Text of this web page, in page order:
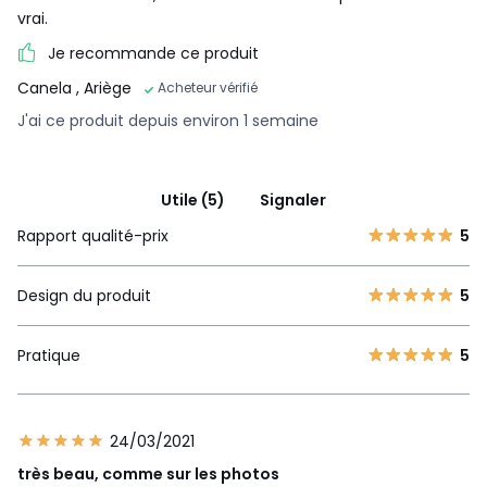
vrai.
Je recommande ce produit
Canela , Ariège Acheteur vérifié
J'ai ce produit depuis environ 1 semaine
Utile (5)
Signaler
Rapport qualité-prix
5
Design du produit 5
Pratique 5
24/03/2021
très beau, comme sur les photos